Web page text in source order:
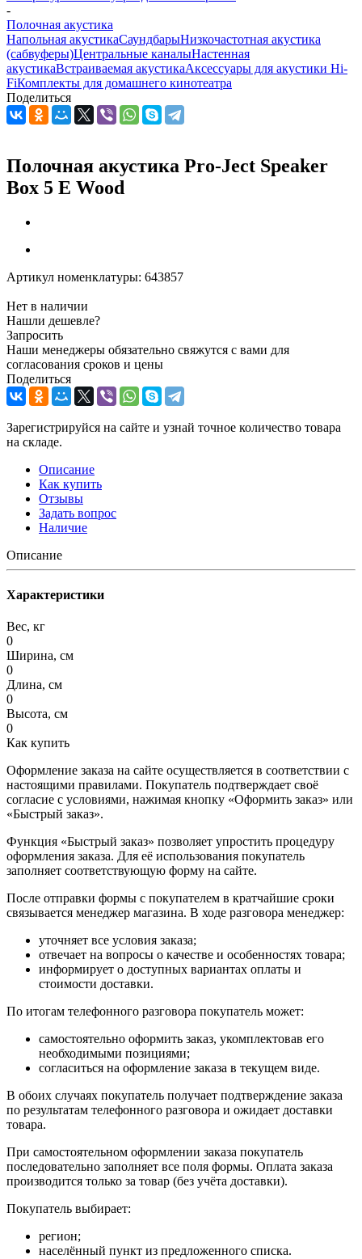
-
Полочная акустика
Напольная акустикаСаундбарыНизкочастотная акустика
(сабвуферы)Центральные каналыНастенная
акустикаВстраиваемая акустикаАксессуары для акустики Hi-
FiКомплекты для домашнего кинотеатра
Поделиться
Полочная акустика Pro-Ject Speaker
Box 5 E Wood
Артикул номенклатуры: 643857
Нет в наличии
Нашли дешевле?
Запросить
Наши менеджеры обязательно свяжутся с вами для
согласования сроков и цены
Поделиться
Зарегистрируйся на сайте и узнай точное количество товара
на складе.
Описание
Как купить
Отзывы
Задать вопрос
Наличие
Описание
Характеристики
Вес, кг
0
Ширина, см
0
Длина, см
0
Высота, см
0
Как купить
Оформление заказа на сайте осуществляется в соответствии с
настоящими правилами. Покупатель подтверждает своё
согласие с условиями, нажимая кнопку «Оформить заказ» или
«Быстрый заказ».
Функция «Быстрый заказ» позволяет упростить процедуру
оформления заказа. Для её использования покупатель
заполняет соответствующую форму на сайте.
После отправки формы с покупателем в кратчайшие сроки
связывается менеджер магазина. В ходе разговора менеджер:
уточняет все условия заказа;
отвечает на вопросы о качестве и особенностях товара;
информирует о доступных вариантах оплаты и
стоимости доставки.
По итогам телефонного разговора покупатель может:
самостоятельно оформить заказ, укомплектовав его
необходимыми позициями;
согласиться на оформление заказа в текущем виде.
В обоих случаях покупатель получает подтверждение заказа
по результатам телефонного разговора и ожидает доставки
товара.
При самостоятельном оформлении заказа покупатель
последовательно заполняет все поля формы. Оплата заказа
производится только за товар (без учёта доставки).
Покупатель выбирает:
регион;
населённый пункт из предложенного списка.